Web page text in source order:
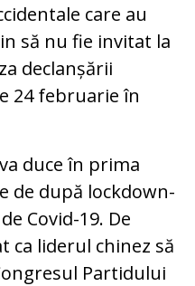
care au
să nu fie invitat la
declanșării
24 februarie în
duce în prima
de după lockdown-
Covid-19. De
ca liderul chinez să
Partidului